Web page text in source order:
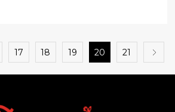
17 18 19 20 21